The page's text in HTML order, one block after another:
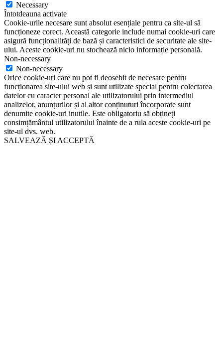
Necessary
Întotdeauna activate
Cookie-urile necesare sunt absolut esențiale pentru ca site-ul să
funcționeze corect. Această categorie include numai cookie-uri care
asigură funcționalități de bază și caracteristici de securitate ale site-
ului. Aceste cookie-uri nu stochează nicio informație personală.
Non-necessary
Non-necessary
Orice cookie-uri care nu pot fi deosebit de necesare pentru
funcționarea site-ului web și sunt utilizate special pentru colectarea
datelor cu caracter personal ale utilizatorului prin intermediul
analizelor, anunțurilor și al altor conținuturi încorporate sunt
denumite cookie-uri inutile. Este obligatoriu să obțineți
consimțământul utilizatorului înainte de a rula aceste cookie-uri pe
site-ul dvs. web.
SALVEAZĂ ȘI ACCEPTĂ